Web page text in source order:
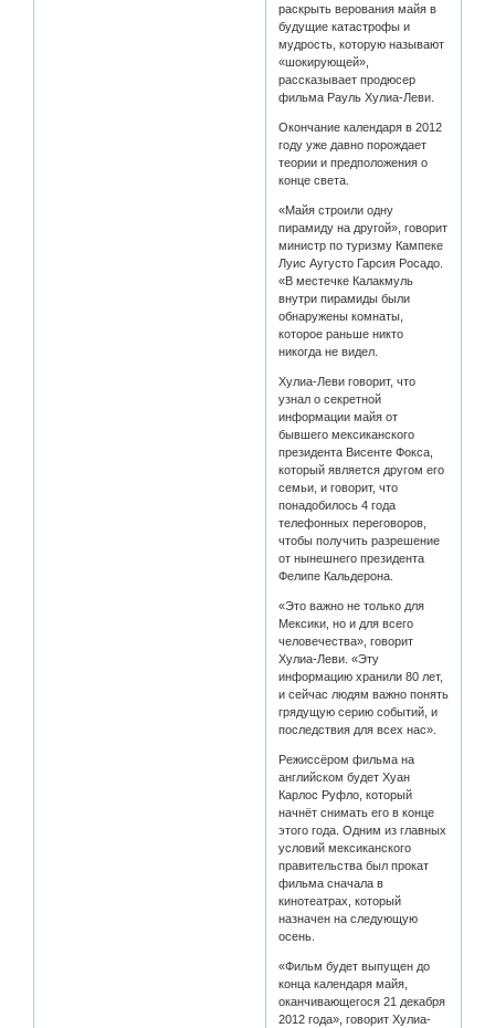
раскрыть верования майя в
будущие катастрофы и
мудрость, которую называют
«шокирующей»,
рассказывает продюсер
фильма Рауль Хулиа-Леви.
Окончание календаря в 2012
году уже давно порождает
теории и предположения о
конце света.
«Майя строили одну
пирамиду на другой», говорит
министр по туризму Кампеке
Луис Аугусто Гарсия Росадо.
«В местечке Калакмуль
внутри пирамиды были
обнаружены комнаты,
которое раньше никто
никогда не видел.
Хулиа-Леви говорит, что
узнал о секретной
информации майя от
бывшего мексиканского
президента Висенте Фокса,
который является другом его
семьи, и говорит, что
понадобилось 4 года
телефонных переговоров,
чтобы получить разрешение
от нынешнего президента
Фелипе Кальдерона.
«Это важно не только для
Мексики, но и для всего
человечества», говорит
Хулиа-Леви. «Эту
информацию хранили 80 лет,
и сейчас людям важно понять
грядущую серию событий, и
последствия для всех нас».
Режиссёром фильма на
английском будет Хуан
Карлос Руфло, который
начнёт снимать его в конце
этого года. Одним из главных
условий мексиканского
правительства был прокат
фильма сначала в
кинотеатрах, который
назначен на следующую
осень.
«Фильм будет выпущен до
конца календаря майя,
оканчивающегося 21 декабря
2012 года», говорит Хулиа-